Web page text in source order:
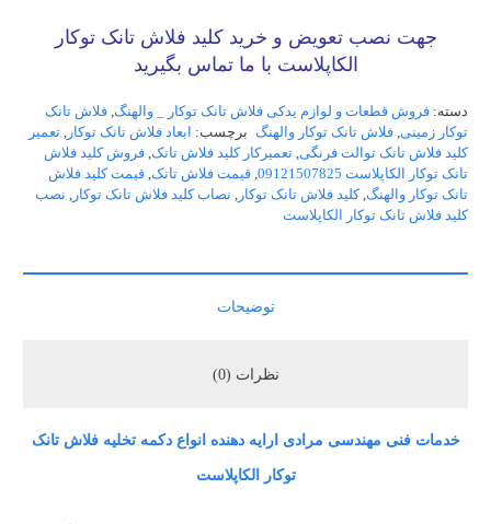
جهت نصب تعویض و خرید کلید فلاش تانک توکار
الکاپلاست با ما تماس بگیرید
دسته: فروش قطعات و لوازم یدکی فلاش تانک توکار _ والهنگ, فلاش تانک
توکار زمینی, فلاش تانک توکار والهنگ برچسب: ابعاد فلاش تانک توکار,تعمیر
کلید فلاش تانک توالت فرنگی, تعمیرکار کلید فلاش تانک, فروش کلید فلاش
تانک توکار الکاپلاست 09121507825
, قیمت فلاش تانک, قیمت کلید فلاش
تانک توکار والهنگ, کلید فلاش تانک توکار , نصاب کلید فلاش تانک توکار , نصب
کلید فلاش تانک توکار الکاپلاست
توضیحات
نظرات (0)
خدمات فنی مهندسی مرادی ارایه دهنده انواع دکمه تخلیه فلاش تانک
توکار الکاپلاست